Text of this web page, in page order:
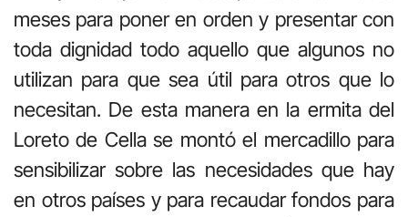
meses para poner en orden y presentar con
toda dignidad todo aquello que algunos no
utilizan para que sea útil para otros que lo
necesitan. De esta manera en la ermita del
Loreto de Cella se montó el mercadillo para
sensibilizar sobre las necesidades que hay
en otros países y para recaudar fondos para